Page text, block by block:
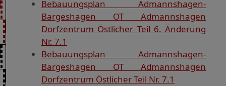
Bebauungsplan Admannshagen-
Bargeshagen OT Admannshagen
Dorfzentrum Östlicher Teil 6. Änderung
Nr. 7.1
Bebauungsplan Admannshagen-
Bargeshagen OT Admannshagen
Dorfzentrum Östlicher Teil Nr. 7.1